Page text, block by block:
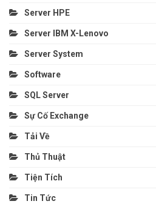
Server HPE
Server IBM X-Lenovo
Server System
Software
SQL Server
Sự Cố Exchange
Tải Về
Thủ Thuật
Tiện Tích
Tin Tức